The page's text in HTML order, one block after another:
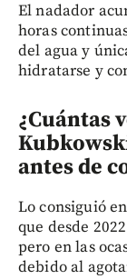
El nadador
horas
del agua y
hidratarse y
¿Cuántas
antes de
Lo consiguió
que desde
pero en las
debido al